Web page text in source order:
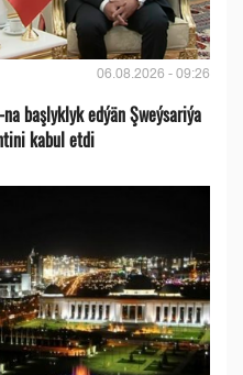
06.08.2026 - 09:26
başlyklyk edýän Şweýsariýa
kabul etdi